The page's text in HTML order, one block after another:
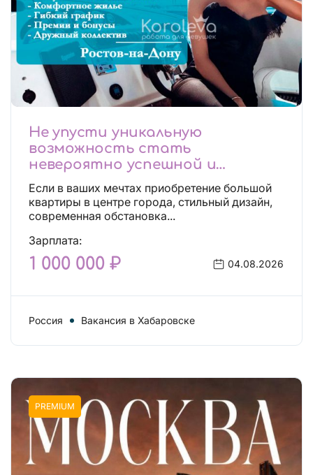
Не упусти уникальную
возможность стать
невероятно успешной и
независимой!
Если в ваших мечтах приобретение большой
квартиры в центре города, стильный дизайн,
современная обстановка...
Зарплата:
1 000 000 ₽ 04.08.2026
Россия Вакансия в Хабаровске
PREMIUM